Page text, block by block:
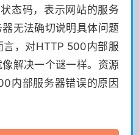
态码，表示网站的服务
无法确切说明具体问题
言，对HTTP 500内部服
解决一个谜一样。资源
内部服务器错误的原因